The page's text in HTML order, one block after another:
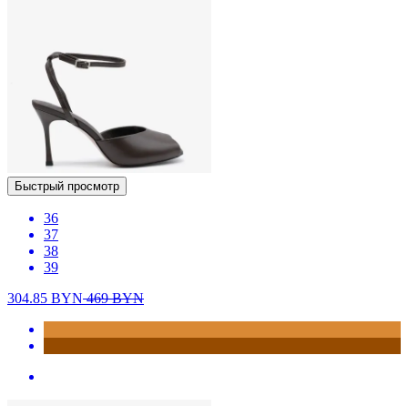
Быстрый просмотр
36
37
38
39
304.85 BYN469BYN